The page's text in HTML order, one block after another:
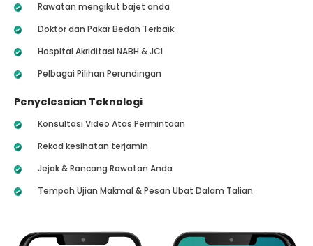
Rawatan mengikut bajet anda
Doktor dan Pakar Bedah Terbaik
Hospital Akriditasi NABH & JCI
Pelbagai Pilihan Perundingan
Penyelesaian Teknologi
Konsultasi Video Atas Permintaan
Rekod kesihatan terjamin
Jejak & Rancang Rawatan Anda
Tempah Ujian Makmal & Pesan Ubat Dalam Talian